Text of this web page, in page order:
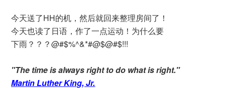
今天送了HH的机，然后就回来整理房间了！
今天也读了日语，作了一点运动！为什么要
下雨？？？@#$%^&*#@$@#$!!!
"The time is always right to do what is right."
Martin Luther King, Jr.